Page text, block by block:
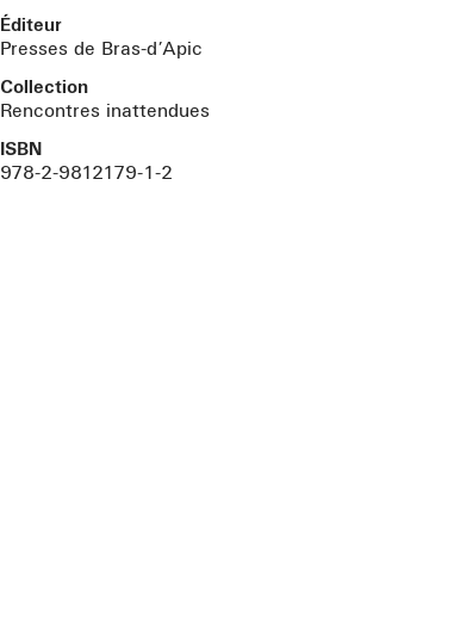
Éditeur
Presses de Bras-d’Apic
Collection
Rencontres inattendues
ISBN
978-2-9812179-1-2